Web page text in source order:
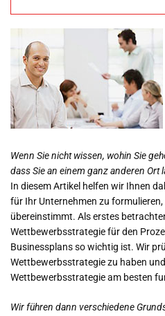
Wenn Sie nicht wissen, wohin Sie
dass Sie an einem ganz anderen Ort
In diesem Artikel helfen wir Ihnen
für Ihr Unternehmen zu
übereinstimmt. Als erstes
Wettbewerbsstrategie für den
Businessplans so wichtig ist. Wir
Wettbewerbsstrategie zu haben
Wettbewerbsstrategie am besten
Wir führen dann verschiedene